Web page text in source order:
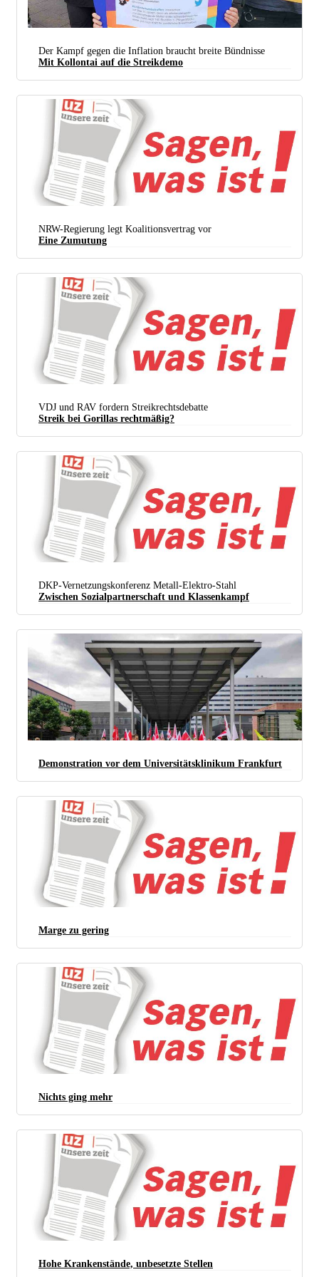
Alles wird teurer – aber wie bekämpfen wir die Inflation? Der Paritätische Wohlfahrtsverband rief
für den 25. Juni zu bundesweiten Aktionen unter dem Motto „#IchbinArmutsbetroffen“ auf.
Weitere Aktionen sind für den 9. und 23. Juli sowie den 6. und 20. August geplant. (Foto: Valentin
Der Kampf gegen die Inflation braucht breite Bündnisse
Mit Kollontai auf die Streikdemo
NRW-Regierung legt Koalitionsvertrag vor
Eine Zumutung
VDJ und RAV fordern Streikrechtsdebatte
Streik bei Gorillas rechtmäßig?
DKP-Vernetzungskonferenz Metall-Elektro-Stahl
Zwischen Sozialpartnerschaft und Klassenkampf
(Foto: DKP Frankfurt)
Demonstration vor dem Universitätsklinikum Frankfurt
Marge zu gering
Nichts ging mehr
Hohe Krankenstände, unbesetzte Stellen